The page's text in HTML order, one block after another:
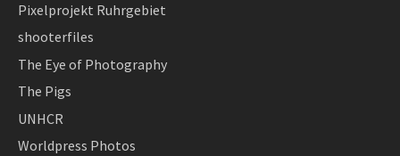
Pixelprojekt Ruhrgebiet
shooterfiles
The Eye of Photography
The Pigs
UNHCR
Worldpress Photos